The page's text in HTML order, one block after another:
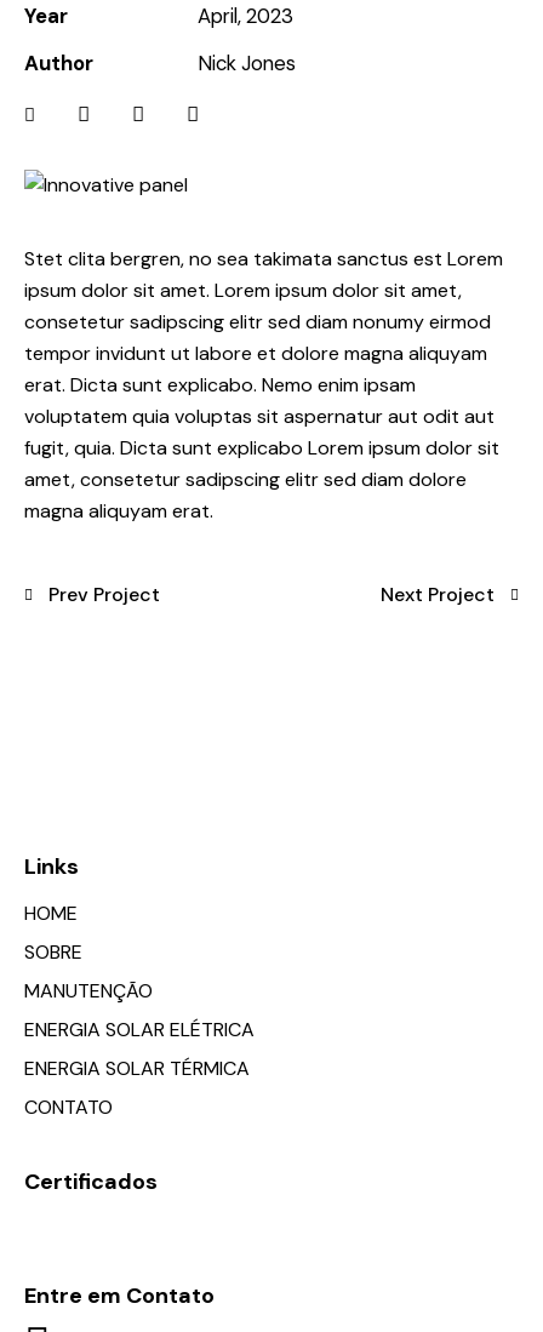
Year
April, 2023
Author
Nick Jones
Stet clita bergren, no sea takimata sanctus est Lorem
ipsum dolor sit amet. Lorem ipsum dolor sit amet,
consetetur sadipscing elitr sed diam nonumy eirmod
tempor invidunt ut labore et dolore magna aliquyam
erat. Dicta sunt explicabo. Nemo enim ipsam
voluptatem quia voluptas sit aspernatur aut odit aut
fugit, quia. Dicta sunt explicabo Lorem ipsum dolor sit
amet, consetetur sadipscing elitr sed diam dolore
magna aliquyam erat.
Prev Project Next Project
Links
HOME
SOBRE
MANUTENÇÃO
ENERGIA SOLAR ELÉTRICA
ENERGIA SOLAR TÉRMICA
CONTATO
Certificados
Entre em Contato